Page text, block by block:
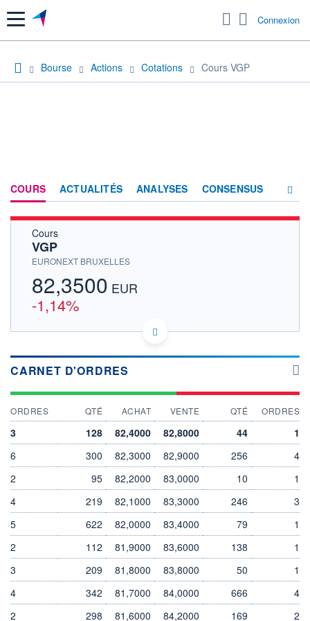
Menu Connexion
Bourse Actions Cotations Cours VGP
COURS ACTUALITÉS ANALYSES CONSENSUS
Cours
VGP
EURONEXT BRUXELLES
82,3500 EUR
-1,14%
BE0003878957 VGP
Cotation sur les autres places
10h50 12h40
83,0
SECTEUR
Participation et promotion
immobilières
OUVERTURE CLÔTURE VEILLE
83,3000
82,0000
CARNET D'ORDRES
ORDRES QTÉ ACHAT VENTE QTÉ ORDRES
3 128 82,4000 82,8000 44
1
6
300 82,3000 82,9000 256
4
2
95 82,2000 83,0000 10
1
4
219 82,1000 83,3000 246
3
5
622 82,0000 83,4000 79
1
2
112 81,9000 83,6000 138
1
3
209 81,8000 83,8000 50
1
4
342 81,7000 84,0000 666
4
2
298 81,6000 84,2000 169
2